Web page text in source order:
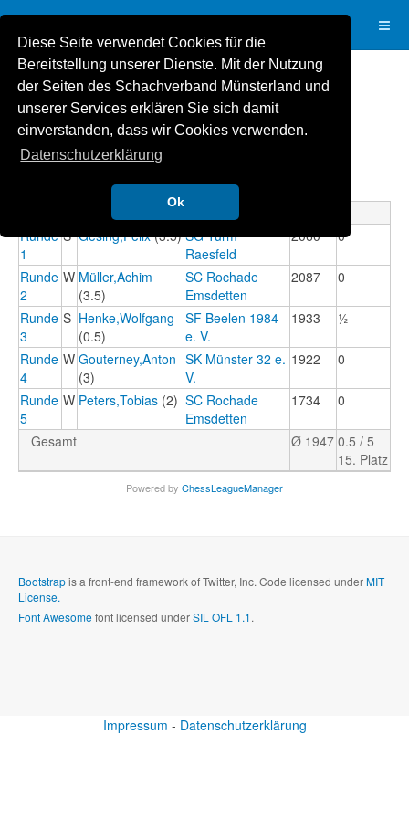
Diese Seite verwendet Cookies für die
Bereitstellung unserer Dienste. Mit der Nutzung
der Seiten des Schachverband Münsterland und
unserer Services erklären Sie sich damit
einverstanden, dass wir Cookies verwenden.
Datenschutzerklärung
Ok
Verbandseinzelmeisterschaft 2024: Teilnehmer-Info
Spieler-Daten
Staub,Tom
TWZ:
1826
SK Münster 32 e. V.
Runde
1
S Gesing,Felix(3.5) SG Turm
Raesfeld
2060 0
Runde
2
W Müller,Achim
(3.5)
SC Rochade
Emsdetten
2087 0
Runde
3
S Henke,Wolfgang
(0.5)
SF Beelen 1984
e. V.
1933 ½
Runde
4
W Gouterney,Anton
(3)
SK Münster 32 e.
V.
1922 0
Runde
5
W Peters,Tobias (2) SC Rochade
Emsdetten
1734 0
Gesamt Ø 1947 0.5 / 5
15. Platz
Powered by ChessLeagueManager
Bootstrapis a front-end framework of Twitter, Inc. Code licensed underMIT
License.
Font Awesomefont licensed underSIL OFL 1.1.
Impressum - Datenschutzerklärung